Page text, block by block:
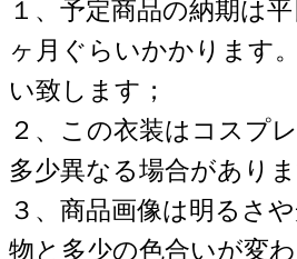
１、予定商品の納期は
ヶ月ぐらいかかります
い致します；
２、この衣装はコスプ
多少異なる場合がありま
３、商品画像は明るさ
物と多少の色合いが変